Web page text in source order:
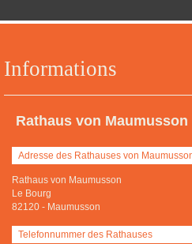
Informations
Rathaus von Maumusson
Adresse des Rathauses von
Rathaus von Maumusson
Le Bourg
82120 - Maumusson
Telefonnummer des Rathauses